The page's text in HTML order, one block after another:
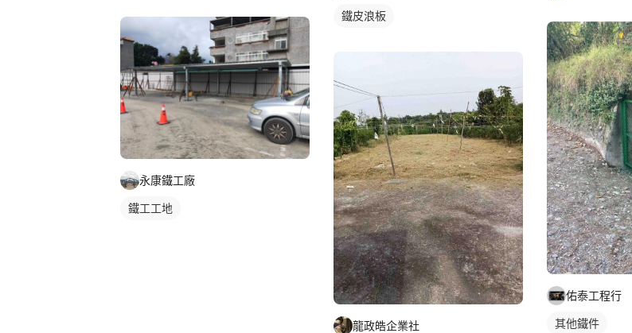
永康鐵工廠
鐵工工地
鐵皮浪板
龍政皓企業社
佑泰工程行
其他鐵件